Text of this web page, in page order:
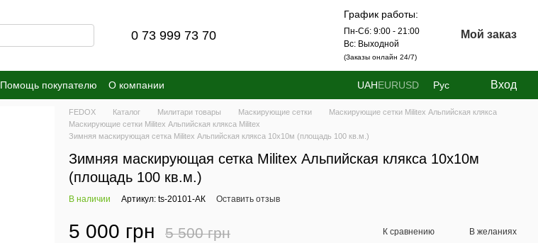
0 73 999 73 70
График работы:
Пн-Сб: 9:00 - 21:00
Вс: Выходной
(Заказы онлайн 24/7)
Мой заказ
Помощь покупателю О компании UAHEURUSD Рус Вход
FEDOX Каталог Милитари товары Маскирующие сетки
Маскирующие сетки Militex Альпийская клякса
Маскирующие сетки Militex Альпийская клякса Militex
Зимняя маскирующая сетка Militex Альпийская клякса 10х10м (площадь 100 кв.м.)
Зимняя маскирующая сетка Militex Альпийская клякса 10х10м
(площадь 100 кв.м.)
В наличии Артикул: ts-20101-АК Оставить отзыв
5 000 грн 5 500 грн К сравнению В желаниях